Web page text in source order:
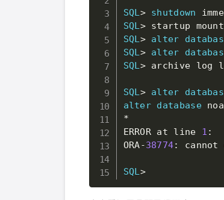
SQL> shutdown
SQL> startup mount
SQL> alter
SQL> alter
SQL> archive log
SQL> alter
alter database
*
ERROR at line 1 :
ORA-38774: cannot
SQL>